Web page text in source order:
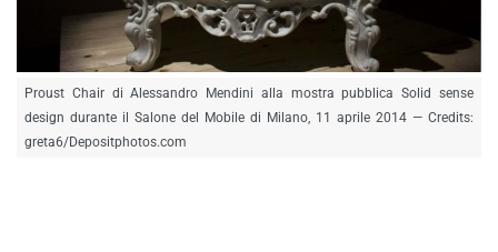
Proust Chair di Alessandro Mendini alla mostra pubblica Solid sense
design durante il Salone del Mobile di Milano, 11 aprile 2014 — Credits:
greta6/Depositphotos.com